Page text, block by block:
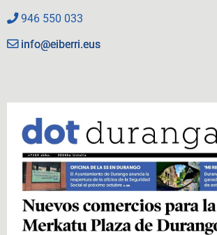
946 550 033
info@eiberri.eus